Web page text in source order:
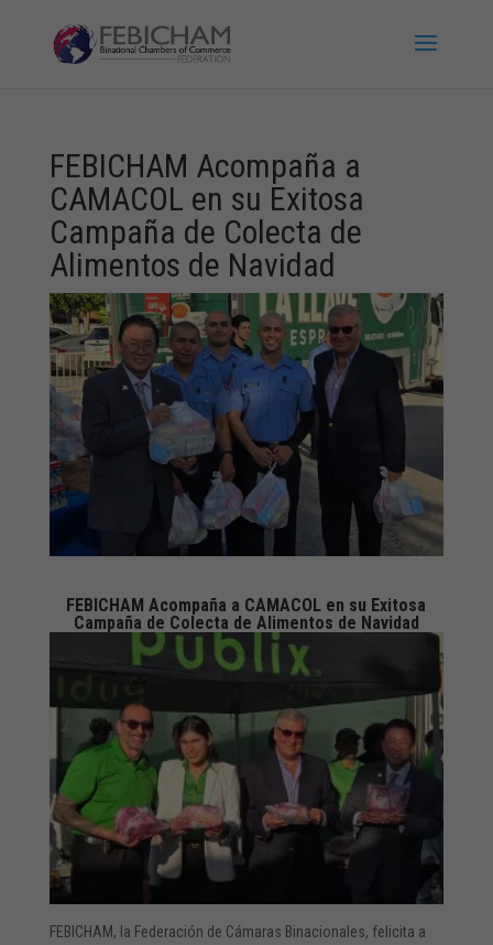
FEBICHAM Acompaña a
CAMACOL en su Exitosa
Campaña de Colecta de
Alimentos de Navidad
FEBICHAM Acompaña a CAMACOL en su Exitosa
Campaña de Colecta de Alimentos de Navidad
FEBICHAM, la Federación de Cámaras Binacionales, felicita a